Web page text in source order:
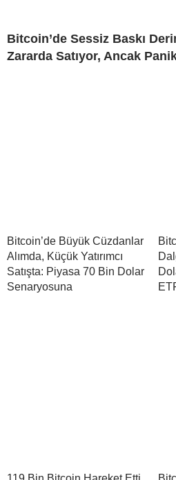
Bitcoin’de Sessiz Baskı
Zararda Satıyor, Ancak
Bitcoin’de Büyük Cüzdanlar
Alımda, Küçük Yatırımcı
Satışta: Piyasa 70 Bin Dolar
Senaryosuna